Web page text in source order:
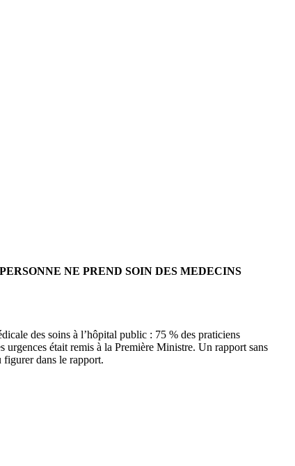
NE PREND SOIN DES MEDECINS
des soins à l’hôpital public : 75 % des praticiens
urgences était remis à la Première Ministre. Un rapport sans
dans le rapport.